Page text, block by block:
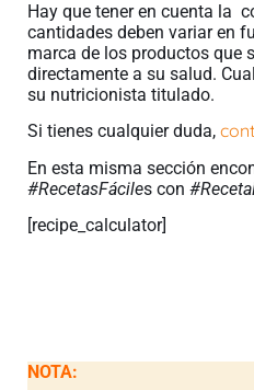
Hay que tener en cuenta la
cantidades deben variar en
marca de los productos que
directamente a su salud.
su nutricionista titulado.
Si tienes cualquier duda,
En esta misma sección
#RecetasFáciles con
[recipe_calculator]
NOTA: